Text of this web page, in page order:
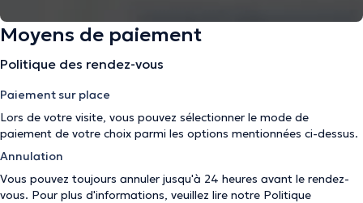
Moyens de paiement
Politique des rendez-vous
Paiement sur place
Lors de votre visite, vous pouvez sélectionner le mode de
paiement de votre choix parmi les options mentionnées ci-dessus.
Annulation
Vous pouvez toujours annuler jusqu'à 24 heures avant le rendez-
vous. Pour plus d'informations, veuillez lire notre Politique